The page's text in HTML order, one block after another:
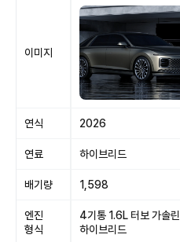
이미지
연식 2026
연료 하이브리드
배기량 1,598
엔진
형식
4기통 1.6L 터보 가솔린
하이브리드